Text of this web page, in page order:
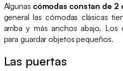
Algunas cómodas constan de 2
general las cómodas clásicas
arriba y más anchos abajo.
para guardar objetos pequeños.
Las puertas